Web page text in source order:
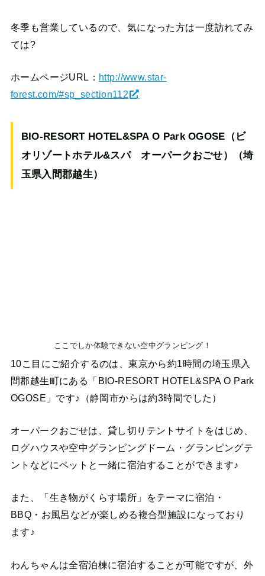
冬季も営業しているので、気になった方は一度訪れてみ
ては?
ホームページURL： http://www.star-
forest.com/#sp_section112
BIO-RESORT HOTEL&SPA O Park OGOSE（ビ
オリゾートホテル&スパ オーパークおごせ）（埼
玉県入間郡越生）
ここでしか体験できない空中グランピング！
10こ目にご紹介するのは、東京から約1時間の埼玉県入
間郡越生町にある「BIO-RESORT HOTEL&SPA O Park
OGOSE」です♪（静岡市からは約3時間でした）
オーパークおごせは、貸し切りテントサイトをはじめ、
ログハウスや空中グランピングドーム・グランピングテ
ントなどにペットと一緒に宿泊することができます♪
また、「生き物がくらす場所」をテーマに宿泊・
BBQ・お風呂などが楽しめる複合型施設になっており
ます♪
わんちゃんは全宿泊棟に宿泊することが可能ですが、外